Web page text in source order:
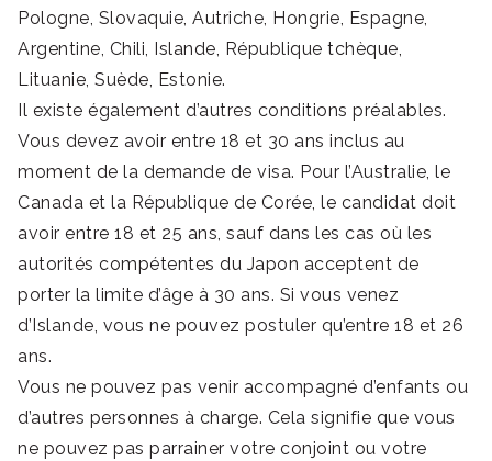
Pologne, Slovaquie, Autriche, Hongrie, Espagne,
Argentine, Chili, Islande, République tchèque,
Lituanie, Suède, Estonie.
Il existe également d’autres conditions préalables.
Vous devez avoir entre 18 et 30 ans inclus au
moment de la demande de visa. Pour l’Australie, le
Canada et la République de Corée, le candidat doit
avoir entre 18 et 25 ans, sauf dans les cas où les
autorités compétentes du Japon acceptent de
porter la limite d’âge à 30 ans. Si vous venez
d’Islande, vous ne pouvez postuler qu’entre 18 et 26
ans.
Vous ne pouvez pas venir accompagné d’enfants ou
d’autres personnes à charge. Cela signifie que vous
ne pouvez pas parrainer votre conjoint ou votre